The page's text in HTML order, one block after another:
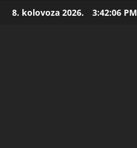
Skip8. kolovoza 2026. 3:42:07 PM